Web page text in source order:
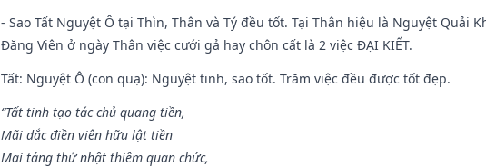
- Sao Tất Nguyệt Ô tại Thìn, Thân và Tý đều tốt. Tại Thân hiệu là Nguyệt Quải
Đăng Viên ở ngày Thân việc cưới gả hay chôn cất là 2 việc ĐẠI KIẾT.
Tất: Nguyệt Ô (con quạ): Nguyệt tinh, sao tốt. Trăm việc đều được tốt đẹp.
“Tất tinh tạo tác chủ quang tiền,
Mãi dắc điền viên hữu lật tiền
Mai táng thử nhật thiêm quan chức,